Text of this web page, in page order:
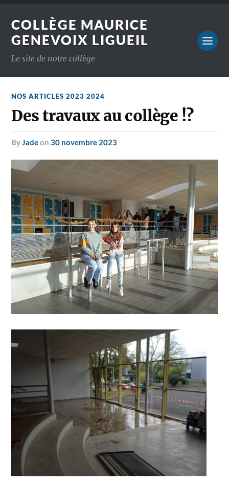
COLLÈGE MAURICE
GENEVOIX LIGUEIL
Le site de notre collège
NOS ARTICLES 2023 2024
Des travaux au collège !?
byJadeon30 novembre 2023